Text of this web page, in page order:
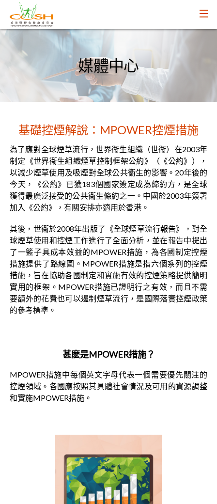
媒體中心
基礎控煙解說：MPOWER控煙措施
為了應對全球煙草流行，世界衞生組織（世衞）在2003年
制定《世界衞生組織煙草控制框架公約》（《公約》），
以減少煙草使用及吸煙對全球公共衞生的影響。20年後的
今天，《公約》已獲183個國家簽定成為締約方，是全球
獲得最廣泛接受的公共衞生條約之一。中國於2003年簽署
加入《公約》，有關安排亦適用於香港。
其後，世衞於2008年出版了《全球煙草流行報告》，對全
球煙草使用和控煙工作進行了全面分析，並在報告中提出
了一籃子具成本效益的MPOWER措施，為各國制定控煙
措施提供了路線圖。MPOWER措施是指六個系列的控煙
措施，旨在協助各國制定和實施有效的控煙策略提供簡明
實用的框架。MPOWER措施已證明行之有效，而且不需
要額外的花費也可以遏制煙草流行，是國際落實控煙政策
的參考標準。
甚麽是MPOWER措施？
MPOWER措施中每個英文字母代表一個需要優先關注的
控煙領域。各國應按照其具體社會情況及可用的資源調整
和實施MPOWER措施。